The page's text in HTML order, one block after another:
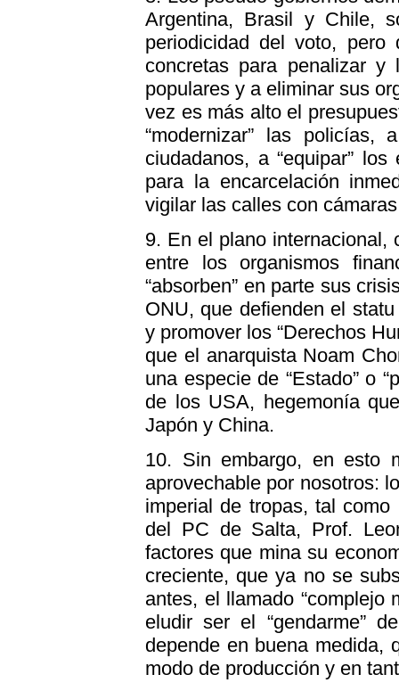
Argentina, Brasil y Chile,
periodicidad del voto, pero
concretas para penalizar
populares y a eliminar sus
vez es más alto el
“modernizar” las
ciudadanos, a “equipar”
para la encarcelación
vigilar las calles con
9. En el plano internacional,
entre los organismos
“absorben” en parte sus
ONU, que defienden el
y promover los “Derechos
que el anarquista Noam
una especie de “Estado” o
de los USA, hegemonía
Japón y China.
10. Sin embargo, en esto
aprovechable por nosotros:
imperial de tropas, tal
del PC de Salta, Prof.
factores que mina su
creciente, que ya no se
antes, el llamado “complejo
eludir ser el “gendarme”
depende en buena medida,
modo de producción y en